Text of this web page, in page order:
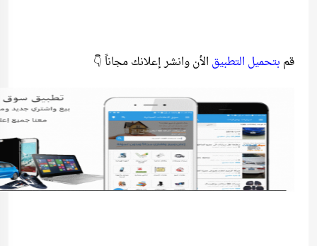
قم بتحميل التطبيق الأن وانشر إعلانك مجاناً 👇